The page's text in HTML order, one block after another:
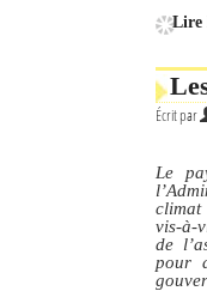
Lire
Écrit par
Le
climat
vis-à-
de
pour